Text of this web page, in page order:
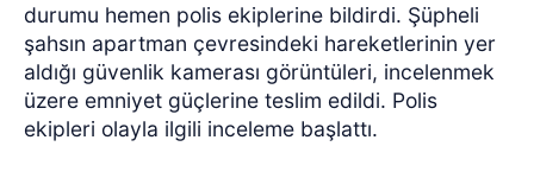
durumu hemen polis ekiplerine bildirdi. Şüpheli
şahsın apartman çevresindeki hareketlerinin yer
aldığı güvenlik kamerası görüntüleri, incelenmek
üzere emniyet güçlerine teslim edildi. Polis
ekipleri olayla ilgili inceleme başlattı.